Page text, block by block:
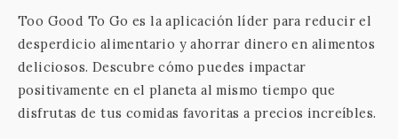
Too Good To Go es la aplicación líder para reducir el
desperdicio alimentario y ahorrar dinero en alimentos
deliciosos. Descubre cómo puedes impactar
positivamente en el planeta al mismo tiempo que
disfrutas de tus comidas favoritas a precios increíbles.